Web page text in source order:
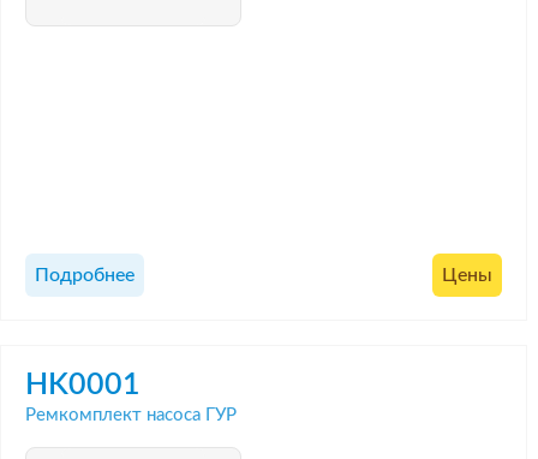
Подробнее Цены
HK0001
Ремкомплект насоса ГУР